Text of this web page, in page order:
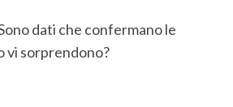
dati che confermano le
vi sorprendono?